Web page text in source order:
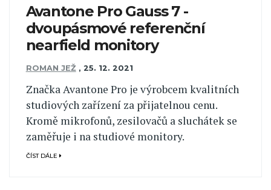
Avantone Pro Gauss 7 -
dvoupásmové referenční
nearfield monitory
ROMAN JEŽ , 25. 12. 2021
Značka Avantone Pro je výrobcem kvalitních
studiových zařízení za přijatelnou cenu.
Kromě mikrofonů, zesilovačů a sluchátek se
zaměřuje i na studiové monitory.
ČÍST DÁLE